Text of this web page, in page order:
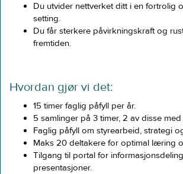
Du utvider nettverket ditt i en fortrolig
setting.
Du får sterkere påvirkningskraft og
fremtiden.
Hvordan gjør vi det: ​​
15 timer faglig påfyll per år.​
5 samlinger på 3 timer, 2 av disse
Faglig påfyll om styrearbeid, strategi
Maks 20 deltakere for optimal læring
Tilgang til portal for
presentasjoner.​